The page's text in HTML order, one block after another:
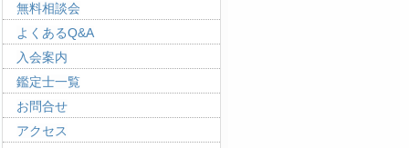
無料相談会
よくあるQ&A
入会案内
鑑定士一覧
お問合せ
アクセス